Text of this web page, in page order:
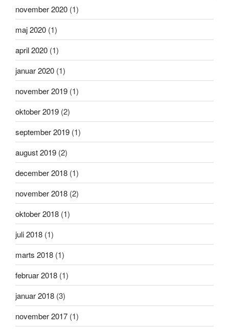
november 2020 (1)
maj 2020 (1)
april 2020 (1)
januar 2020 (1)
november 2019 (1)
oktober 2019 (2)
september 2019 (1)
august 2019 (2)
december 2018 (1)
november 2018 (2)
oktober 2018 (1)
juli 2018 (1)
marts 2018 (1)
februar 2018 (1)
januar 2018 (3)
november 2017 (1)